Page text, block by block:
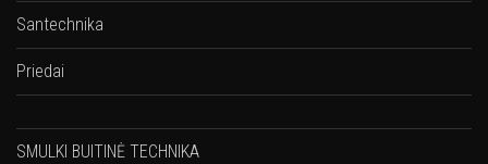
Santechnika
Priedai
SMULKI BUITINĖ TECHNIKA